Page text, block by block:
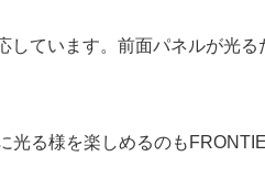
ています。前面パネルが光
光る様を楽しめるのも